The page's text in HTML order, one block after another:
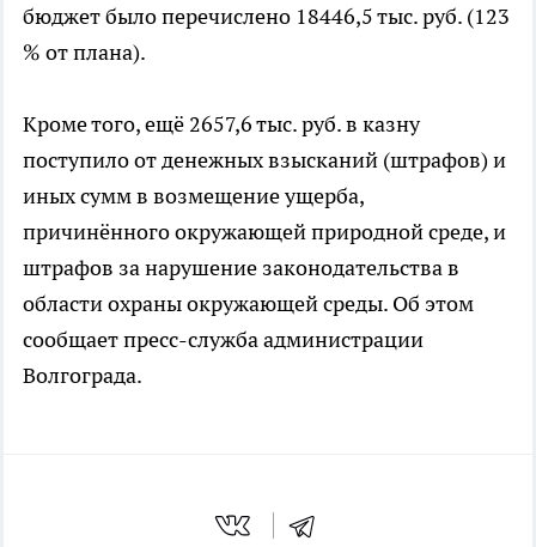
бюджет было перечислено 18446,5 тыс. руб. (123
% от плана).
Кроме того, ещё 2657,6 тыс. руб. в казну
поступило от денежных взысканий (штрафов) и
иных сумм в возмещение ущерба,
причинённого окружающей природной среде, и
штрафов за нарушение законодательства в
области охраны окружающей среды. Об этом
сообщает пресс-служба администрации
Волгограда.